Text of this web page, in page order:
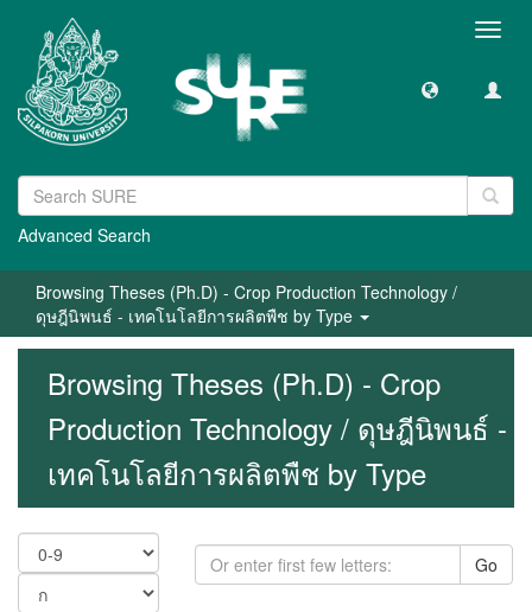
Advanced Search
Browsing Theses (Ph.D) - Crop Production Technology /
ดุษฎีนิพนธ์ - เทคโนโลยีการผลิตพืช by Type
Browsing Theses (Ph.D) - Crop
Production Technology / ดุษฎีนิพนธ์ -
เทคโนโลยีการผลิตพืช by Type
Go